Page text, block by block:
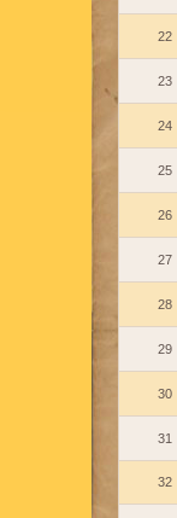
22
23
24
25
26
27
28
29
30
31
32